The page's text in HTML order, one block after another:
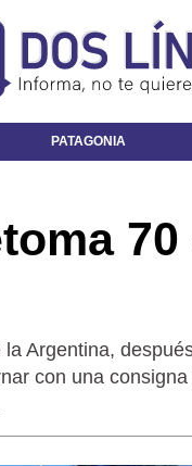
PATAGONIA
Argentina,
con una